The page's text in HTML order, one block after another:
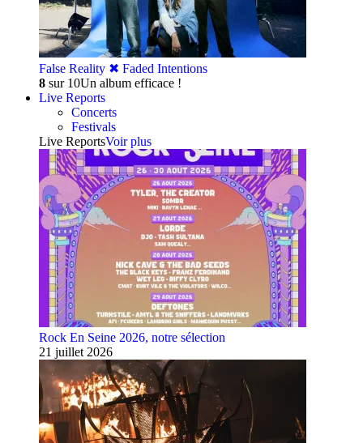
False Reality ✖︎ Faded Intentions
8 sur 10Un album efficace !
Live Reports
Concerts
Festivals
Live ReportsVoir plus
Rock En Seine 2026, notre sélection
21 juillet 2026